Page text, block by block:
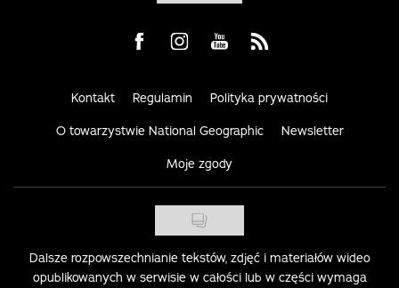
Visit us on Facebook
Visit us on Instagram
Visit us on Youtube
Visit us on Rss
Kontakt Regulamin Polityka prywatności
O towarzystwie National Geographic Newsletter
Moje zgody
Dalsze rozpowszechnianie tekstów, zdjęć i materiałów wideo
opublikowanych w serwisie w całości lub w części wymaga